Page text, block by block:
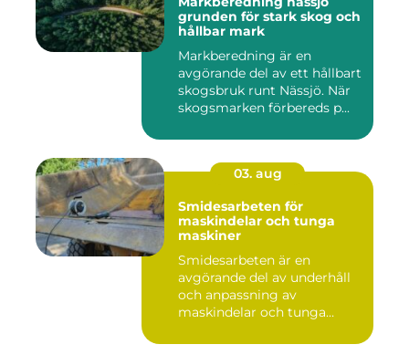
grunden för stark skog och
hållbar mark
Markberedning är en
avgörande del av ett hållbart
skogsbruk runt Nässjö. När
skogsmarken förbereds p...
03. aug
Smidesarbeten för
maskindelar och tunga
maskiner
Smidesarbeten är en
avgörande del av underhåll
och anpassning av
maskindelar och tunga